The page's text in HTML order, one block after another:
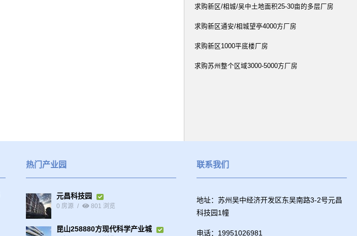
求购新区/相城/吴中土地面积25-30亩的多层厂房
求购新区通安/相城望亭4000方厂房
求购新区1000平底楼厂房
求购苏州整个区域3000-5000方厂房
热门产业园
元昌科技园
0 房源 801 浏览
昆山258880方现代科学产业城
联系我们
地址：苏州吴中经济开发区东吴南路3-2号元昌
科技园1幢
电话：19951026981